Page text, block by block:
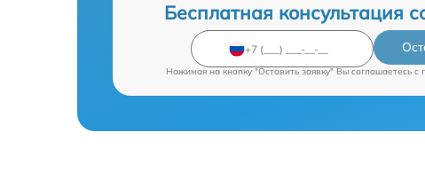
Бесплатная консультация
Нажимая на кнопку "Оставить заявку" Вы соглашаетесь c